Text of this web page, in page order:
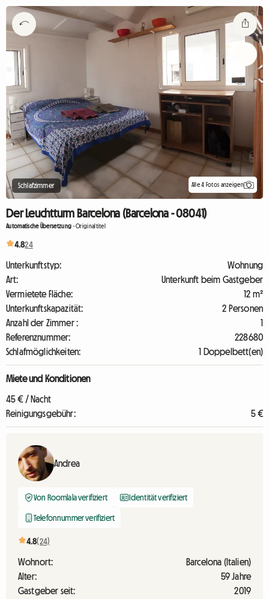
Schlafzimmer Alle 4 Fotos anzeigen
Der Leuchtturm Barcelona (Barcelona - 08041)
Automatische Übersetzung -Originaltitel
4.824
Unterkunftstyp:
Wohnung
Art:
Unterkunft beim Gastgeber
Vermietete Fläche:
12 m²
Unterkunftskapazität:
2 Personen
Anzahl der Zimmer :
1
Referenznummer:
228680
Schlafmöglichkeiten:
1 Doppelbett(en)
Miete und Konditionen
45 € / Nacht
Reinigungsgebühr:
5 €
Andrea
Von Roomlala verifiziert Identität verifiziert
Telefonnummer verifiziert
4.8(24)
Wohnort:
Barcelona (Italien)
Alter:
59 Jahre
Gastgeber seit:
2019